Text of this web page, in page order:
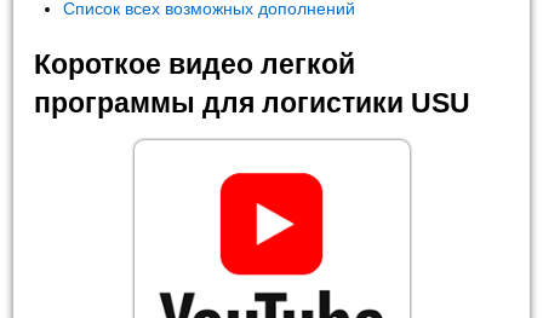
Список всех возможных дополнений
Короткое видео легкой
программы для логистики USU